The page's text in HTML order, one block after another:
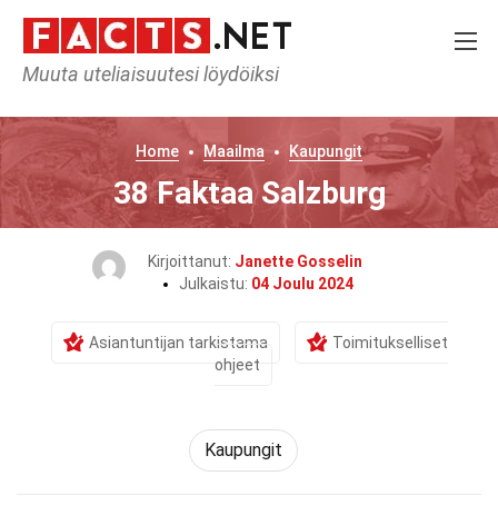
Muuta uteliaisuutesi löydöiksi
Home Maailma Kaupungit
38 Faktaa Salzburg
Kirjoittanut: Janette Gosselin
Julkaistu: 04 Joulu 2024
Asiantuntijan tarkistama
Toimitukselliset
ohjeet
Kaupungit